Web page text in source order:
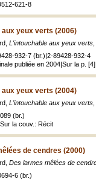
621-8
aux yeux verts (2006)
L'intouchable aux yeux verts
932-7 (br.)|2-89428-932-4
publiée en 2004|Sur la p.
aux yeux verts (2004)
L'intouchable aux yeux verts
(br.)
la couv.: Récit
de cendres (2000)
Des larmes mêlées de
6 (br.)